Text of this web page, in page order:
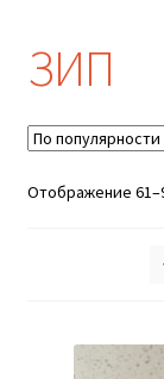
ЗИП
Отображение